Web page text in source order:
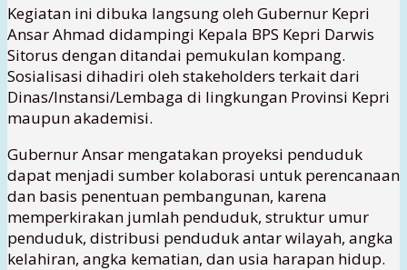
Kegiatan ini dibuka langsung oleh Gubernur Kepri
Ansar Ahmad didampingi Kepala BPS Kepri Darwis
Sitorus dengan ditandai pemukulan kompang.
Sosialisasi dihadiri oleh stakeholders terkait dari
Dinas/Instansi/Lembaga di lingkungan Provinsi Kepri
maupun akademisi.
Gubernur Ansar mengatakan proyeksi penduduk
dapat menjadi sumber kolaborasi untuk perencanaan
dan basis penentuan pembangunan, karena
memperkirakan jumlah penduduk, struktur umur
penduduk, distribusi penduduk antar wilayah, angka
kelahiran, angka kematian, dan usia harapan hidup.